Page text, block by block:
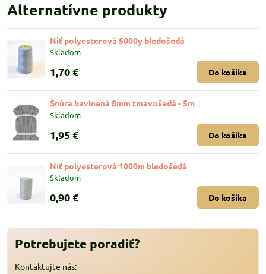
Alternatívne produkty
Niť polyesterová 5000y bledošedá
Skladom
1,70 € Do košíka
Šnúra bavlnená 8mm tmavošedá - 5m
Skladom
1,95 € Do košíka
Niť polyesterová 1000m bledošedá
Skladom
0,90 € Do košíka
Potrebujete poradiť?
Kontaktujte nás: